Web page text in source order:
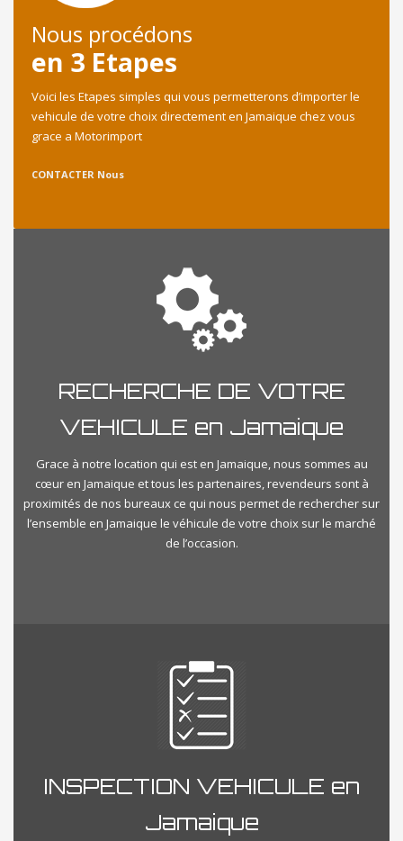
Nous procédons
en 3 Etapes
Voici les Etapes simples qui vous permetterons d’importer le
vehicule de votre choix directement en Jamaique chez vous
grace a Motorimport
CONTACTER Nous
RECHERCHE DE VOTRE
VEHICULE en Jamaique
Grace à notre location qui est en Jamaique, nous sommes au
cœur en Jamaique et tous les partenaires, revendeurs sont à
proximités de nos bureaux ce qui nous permet de rechercher sur
l’ensemble en Jamaique le véhicule de votre choix sur le marché
de l’occasion.
INSPECTION VEHICULE en
Jamaique